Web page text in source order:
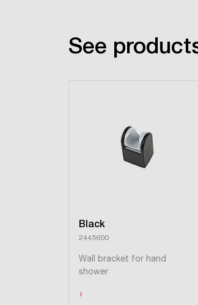
See
Black
2445600
Wall bracket for hand
shower
›